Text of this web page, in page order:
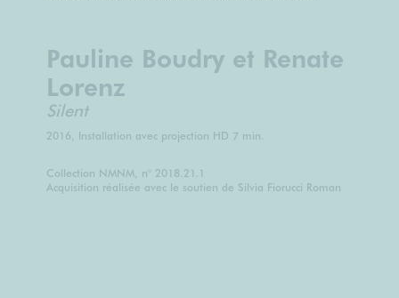
Pauline Boudry et Renate
Lorenz
Silent
2016, Installation avec projection HD 7 min.
Collection NMNM, n° 2018.21.1
Acquisition réalisée avec le soutien de Silvia Fiorucci Roman